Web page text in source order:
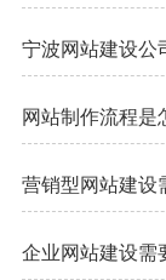
宁波网站建设公
网站制作流程是
营销型网站建设
企业网站建设需